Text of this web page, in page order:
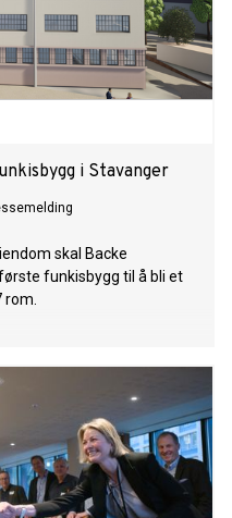
i Stavanger
skal Backe
funkisbygg til å bli et
rom.